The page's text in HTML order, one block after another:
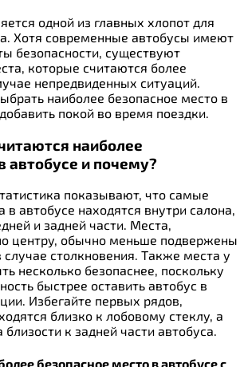
одной из главных хлопот для
Хотя современные автобусы имеют
безопасности, существуют
которые считаются более
непредвиденных ситуаций.
наиболее безопасное место в
покой во время поездки.
наиболее
автобусе и почему?
показывают, что самые
в автобусе находятся внутри салона,
и задней части. Места,
центру, обычно меньше подвержены
столкновения. Также места у
несколько безопаснее, поскольку
быстрее оставить автобус в
Избегайте первых рядов,
близко к лобовому стеклу, а
близости к задней части автобуса.
безопасное место в автобусе с